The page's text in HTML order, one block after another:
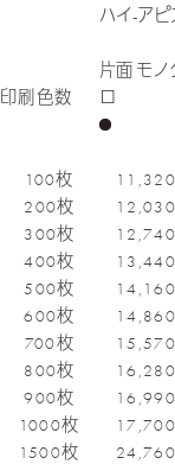
ハイ-アピ
印刷色数
片面 モノ
ロ
100枚 11,320
200枚
12,030
300枚
12,740
400枚
13,440
500枚
14,160
600枚
14,860
700枚
15,570
800枚
16,280
900枚
16,990
1000枚
17,700
1500枚
24,760